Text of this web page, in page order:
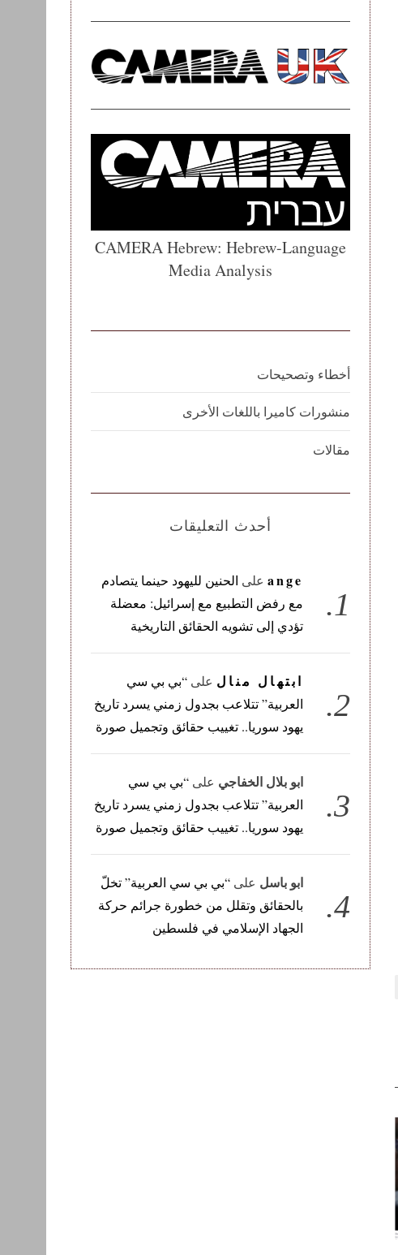
CAMERA Hebrew: Hebrew-Language
Media Analysis
أخطاء وتصحيحات
منشورات كاميرا باللغات الأخرى
مقالات
أحدث التعليقات
ange على الحنين لليهود حينما يتصادم
مع رفض التطبيع مع إسرائيل: معضلة
تؤدي إلى تشويه الحقائق التاريخية
ابتهال منال على “بي بي سي
العربية” تتلاعب بجدول زمني يسرد تاريخ
يهود سوريا.. تغييب حقائق وتجميل صورة
ابو بلال الخفاجي على “بي بي سي
العربية” تتلاعب بجدول زمني يسرد تاريخ
يهود سوريا.. تغييب حقائق وتجميل صورة
ابو باسل على “بي بي سي العربية” تخلّ
بالحقائق وتقلل من خطورة جرائم حركة
الجهاد الإسلامي في فلسطين